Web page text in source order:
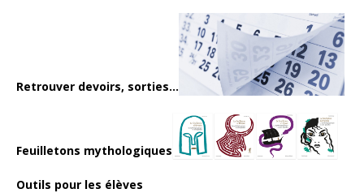
Retrouver devoirs, sorties...
Feuilletons mythologiques
Outils pour les élèves